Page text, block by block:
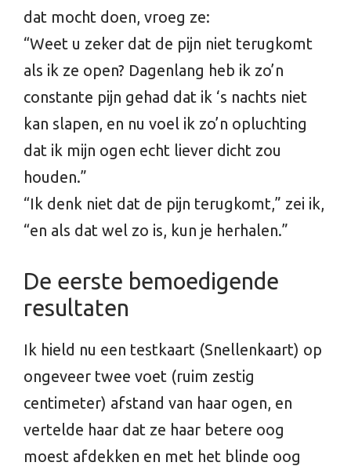
dat mocht doen, vroeg ze:
“Weet u zeker dat de pijn niet terugkomt
als ik ze open? Dagenlang heb ik zo’n
constante pijn gehad dat ik ‘s nachts niet
kan slapen, en nu voel ik zo’n opluchting
dat ik mijn ogen echt liever dicht zou
houden.”
“Ik denk niet dat de pijn terugkomt,” zei ik,
“en als dat wel zo is, kun je herhalen.”
De eerste bemoedigende
resultaten
Ik hield nu een testkaart (Snellenkaart) op
ongeveer twee voet (ruim zestig
centimeter) afstand van haar ogen, en
vertelde haar dat ze haar betere oog
moest afdekken en met het blinde oog